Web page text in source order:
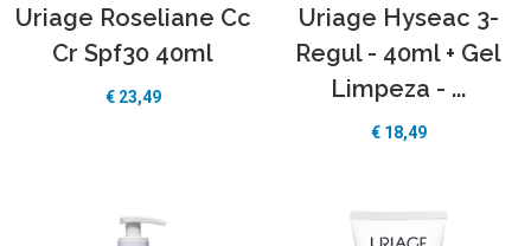
Uriage Roseliane Cc
Cr Spf30 40ml
€ 23,49
Uriage Hyseac 3-
Regul - 40ml + Gel
Limpeza - ...
€ 18,49